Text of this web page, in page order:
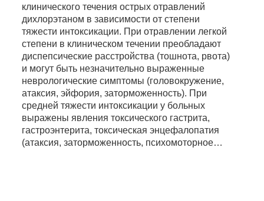
клинического течения острых отравлений
дихлорэтаном в зависимости от степени
тяжести интоксикации. При отравлении легкой
степени в клиническом течении преобладают
диспепсические расстройства (тошнота, рвота)
и могут быть незначительно выраженные
неврологические симптомы (головокружение,
атаксия, эйфория, заторможенность). При
средней тяжести интоксикации у больных
выражены явления токсического гастрита,
гастроэнтерита, токсическая энцефалопатия
(атаксия, заторможенность, психомоторное…